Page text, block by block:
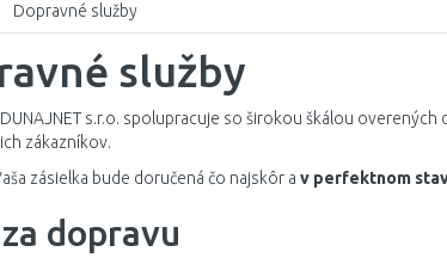
Dopravné služby
služby
s.r.o. spolupracuje so širokou škálou overených
zákazníkov.
zásielka bude doručená čo najskôr a v perfektnom
dopravu